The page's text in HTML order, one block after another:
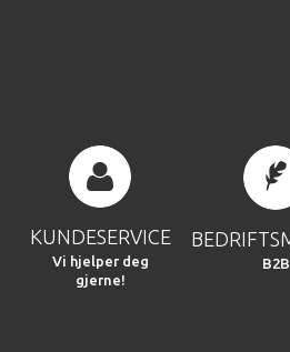
KUNDESERVICE
Vi hjelper deg
gjerne!
B2B